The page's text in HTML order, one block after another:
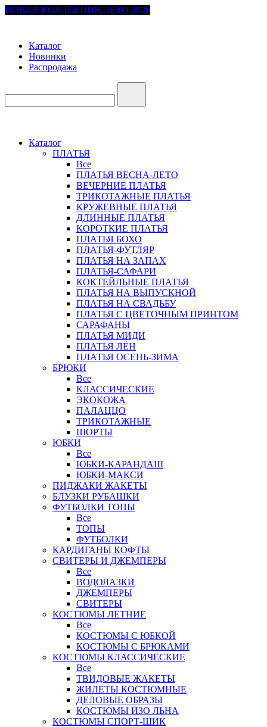
НОВАЯ КОЛЛЕКЦИЯ ЛЕТО 2026
Каталог
Новинки
Распродажа
Каталог
ПЛАТЬЯ
Все
ПЛАТЬЯ ВЕСНА-ЛЕТО
ВЕЧЕРНИЕ ПЛАТЬЯ
ТРИКОТАЖНЫЕ ПЛАТЬЯ
КРУЖЕВНЫЕ ПЛАТЬЯ
ДЛИННЫЕ ПЛАТЬЯ
КОРОТКИЕ ПЛАТЬЯ
ПЛАТЬЯ БОХО
ПЛАТЬЯ-ФУТЛЯР
ПЛАТЬЯ НА ЗАПАХ
ПЛАТЬЯ-САФАРИ
КОКТЕЙЛЬНЫЕ ПЛАТЬЯ
ПЛАТЬЯ НА ВЫПУСКНОЙ
ПЛАТЬЯ НА СВАДЬБУ
ПЛАТЬЯ С ЦВЕТОЧНЫМ ПРИНТОМ
САРАФАНЫ
ПЛАТЬЯ МИДИ
ПЛАТЬЯ ЛЁН
ПЛАТЬЯ ОСЕНЬ-ЗИМА
БРЮКИ
Все
КЛАССИЧЕСКИЕ
ЭКОКОЖА
ПАЛАЦЦО
ТРИКОТАЖНЫЕ
ШОРТЫ
ЮБКИ
Все
ЮБКИ-КАРАНДАШ
ЮБКИ-МАКСИ
ПИДЖАКИ ЖАКЕТЫ
БЛУЗКИ РУБАШКИ
ФУТБОЛКИ ТОПЫ
Все
ТОПЫ
ФУТБОЛКИ
КАРДИГАНЫ КОФТЫ
СВИТЕРЫ И ДЖЕМПЕРЫ
Все
ВОДОЛАЗКИ
ДЖЕМПЕРЫ
СВИТЕРЫ
КОСТЮМЫ ЛЕТНИЕ
Все
КОСТЮМЫ С ЮБКОЙ
КОСТЮМЫ С БРЮКАМИ
КОСТЮМЫ КЛАССИЧЕСКИЕ
Все
ТВИДОВЫЕ ЖАКЕТЫ
ЖИЛЕТЫ КОСТЮМНЫЕ
ДЕЛОВЫЕ ОБРАЗЫ
КОСТЮМЫ ИЗО ЛЬНА
КОСТЮМЫ СПОРТ-ШИК